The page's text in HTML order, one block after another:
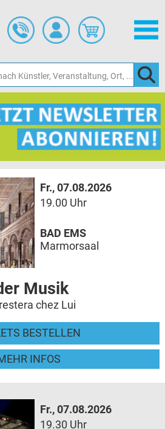
Hauptinhalt
springen
Fr., 07.08.2026
19.00 Uhr
Musik
chez Lui
BESTELLEN
INFOS
BAD EMS
Marmorsaal
Fr., 07.08.2026
19.30 Uhr